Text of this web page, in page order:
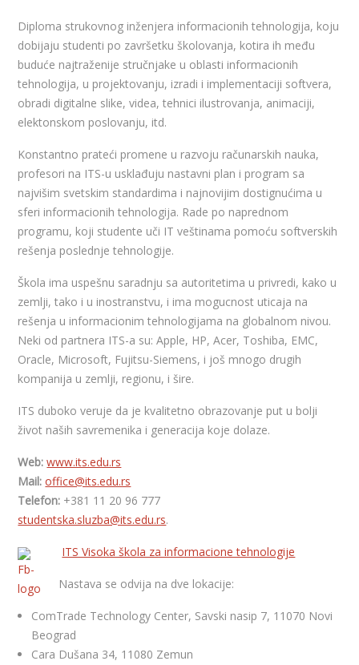
Diploma strukovnog inženjera informacionih tehnologija, koju
dobijaju studenti po završetku školovanja, kotira ih među
buduće najtraženije stručnjake u oblasti informacionih
tehnologija, u projektovanju, izradi i implementaciji softvera,
obradi digitalne slike, videa, tehnici ilustrovanja, animaciji,
elektonskom poslovanju, itd.
Konstantno prateći promene u razvoju računarskih nauka,
profesori na ITS-u usklađuju nastavni plan i program sa
najvišim svetskim standardima i najnovijim dostignućima u
sferi informacionih tehnologija. Rade po naprednom
programu, koji studente uči IT veštinama pomoću softverskih
rešenja poslednje tehnologije.
Škola ima uspešnu saradnju sa autoritetima u privredi, kako u
zemlji, tako i u inostranstvu, i ima mogucnost uticaja na
rešenja u informacionim tehnologijama na globalnom nivou.
Neki od partnera ITS-a su: Apple, HP, Acer, Toshiba, EMC,
Oracle, Microsoft, Fujitsu-Siemens, i još mnogo drugih
kompanija u zemlji, regionu, i šire.
ITS duboko veruje da je kvalitetno obrazovanje put u bolji
život naših savremenika i generacija koje dolaze.
Web: www.its.edu.rs
Mail: office@its.edu.rs
Telefon: +381 11 20 96 777
studentska.sluzba@its.edu.rs.
ITS Visoka škola za informacione tehnologije
Nastava se odvija na dve lokacije:
ComTrade Technology Center, Savski nasip 7, 11070 Novi
Beograd
Cara Dušana 34, 11080 Zemun